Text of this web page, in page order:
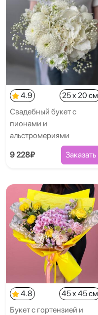
4.9
25 x 20 см
Свадебный букет с
пионами и
альстромериями
9 228₽ Заказать
4.8
45 x 45 см
Букет с гортензией и